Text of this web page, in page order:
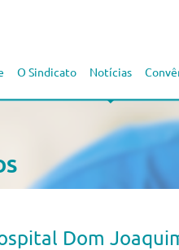
Notícias
O Sindicato
Dom